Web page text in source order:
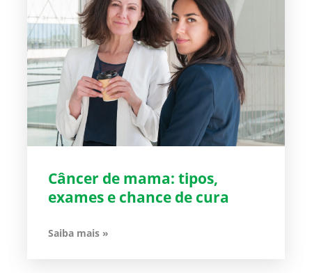
Câncer de mama: tipos,
exames e chance de cura
Saiba mais »